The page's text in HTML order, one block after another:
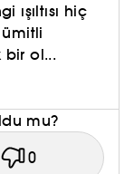
hiç
ümitli
bir ol...
mu?
0